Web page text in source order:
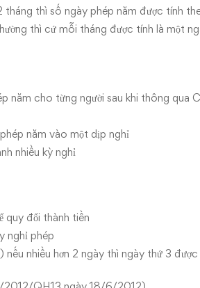
tháng thì số ngày phép năm được tính
thì cứ mỗi tháng được tính là một
năm cho từng người sau khi thông qua
năm vào một dịp nghỉ
nhiều kỳ nghỉ
quy đổi thành tiền
nghỉ phép
nhiều hơn 2 ngày thì ngày thứ 3